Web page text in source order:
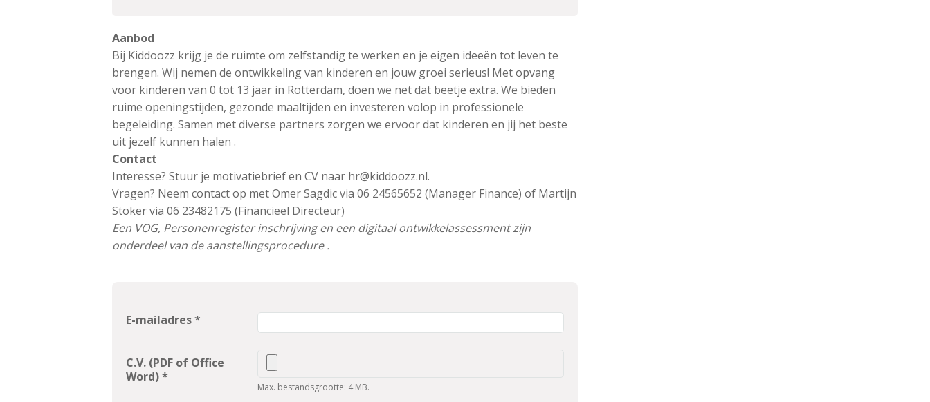
Aanbod
Bij Kiddoozz krijg je de ruimte om zelfstandig te werken en je eigen ideeën tot leven te
brengen. Wij nemen de ontwikkeling van kinderen en jouw groei serieus! Met opvang
voor kinderen van 0 tot 13 jaar in Rotterdam, doen we net dat beetje extra. We bieden
ruime openingstijden, gezonde maaltijden en investeren volop in professionele
begeleiding. Samen met diverse partners zorgen we ervoor dat kinderen en jij het beste
uit jezelf kunnen halen .
Contact
Interesse? Stuur je motivatiebrief en CV naar hr@kiddoozz.nl.
Vragen? Neem contact op met Omer Sagdic via 06 24565652 (Manager Finance) of Martijn
Stoker via 06 23482175 (Financieel Directeur)
Een VOG, Personenregister inschrijving en een digitaal ontwikkelassessment zijn
onderdeel van de aanstellingsprocedure .
E-mailadres *
C.V. (PDF of Office
Word) *
Max. bestandsgrootte: 4 MB.